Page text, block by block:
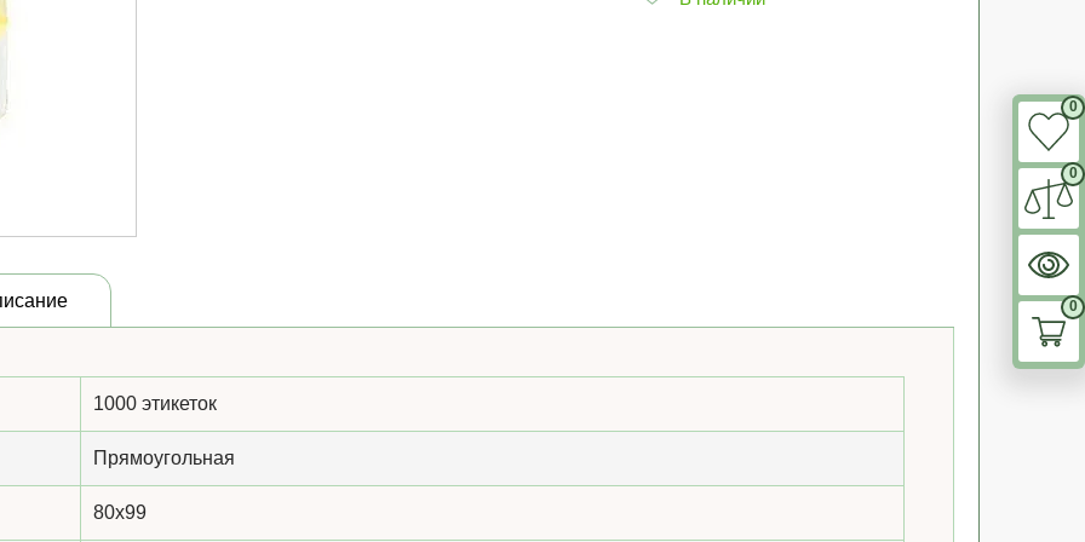
0
0
0
1000 этикеток
Прямоугольная
80x99